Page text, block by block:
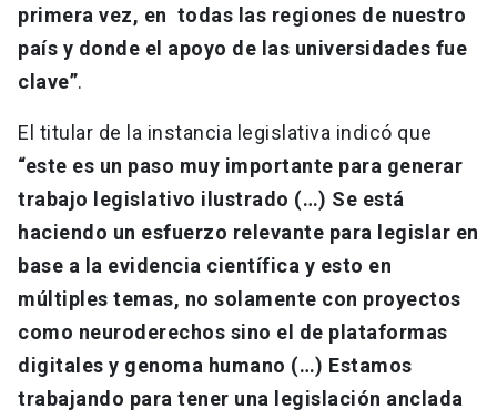
primera vez, en todas las regiones de nuestro
país y donde el apoyo de las universidades fue
clave”.
El titular de la instancia legislativa indicó que
“este es un paso muy importante para generar
trabajo legislativo ilustrado (…) Se está
haciendo un esfuerzo relevante para legislar en
base a la evidencia científica y esto en
múltiples temas, no solamente con proyectos
como neuroderechos sino el de plataformas
digitales y genoma humano (…) Estamos
trabajando para tener una legislación anclada